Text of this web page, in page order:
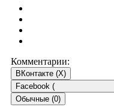
Комментарии:
ВКонтакте (X)
Facebook (
Обычные (0)